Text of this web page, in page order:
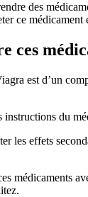
des
ce médicament
ces
est d’un
du
les effets
médicaments